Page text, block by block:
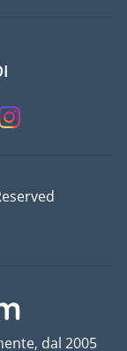
dal 2005